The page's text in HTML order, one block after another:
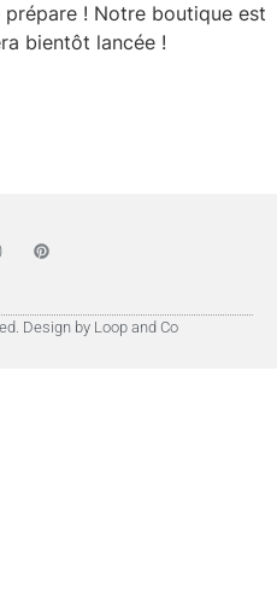
prépare ! Notre boutique est
bientôt lancée !
Design by Loop and Co